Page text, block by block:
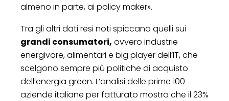
almeno in parte, ai policy maker».
Tra gli altri dati resi noti spiccano quelli sui
grandi consumatori, ovvero industrie
energivore, alimentari e big player dell’IT, che
scelgono sempre più politiche di acquisto
dell’energia green. L’analisi delle prime 100
aziende italiane per fatturato mostra che il 23%